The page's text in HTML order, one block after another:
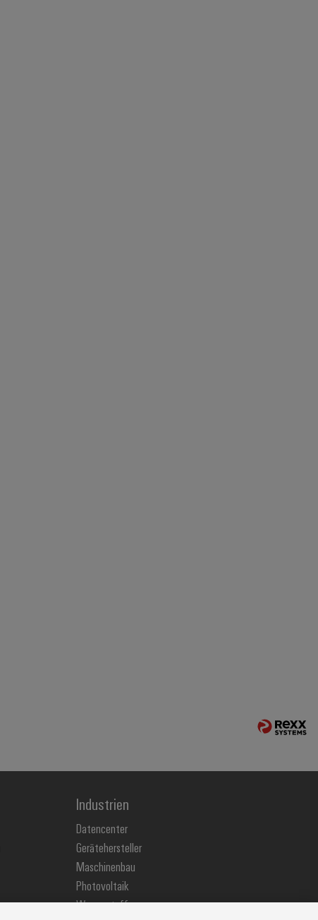
Industrien
Datencenter
Gerätehersteller
Maschinenbau
Photovoltaik
Wasserstoff